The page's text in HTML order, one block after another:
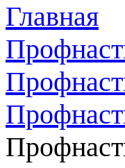
Главная